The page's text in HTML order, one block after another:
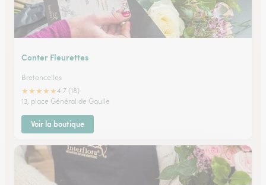
Conter Fleurettes
Bretoncelles
★★★★★4.7 (18)
13, place Général de Gaulle
Voir la boutique